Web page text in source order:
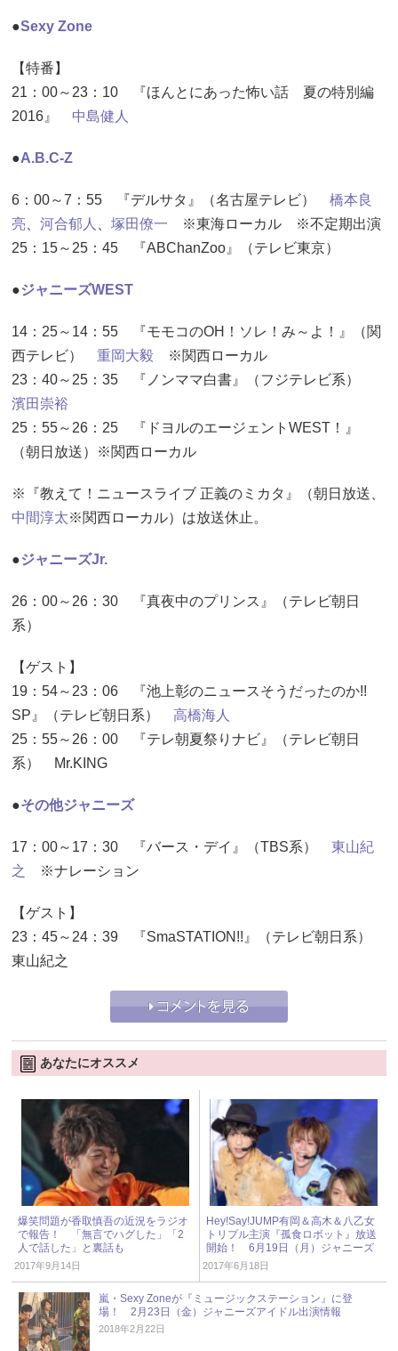
●Sexy Zone
【特番】
21：00～23：10 『ほんとにあった怖い話 夏の特別編
2016』 中島健人
●A.B.C-Z
6：00～7：55 『デルサタ』（名古屋テレビ） 橋本良
亮
河合郁人 塚田僚一 ※東海ローカル ※不定期出演
25：15～25：45 『ABChanZoo』（テレビ東京）
●ジャニーズWEST
14：25～14：55 『モモコのOH！ソレ！み～よ！』（関
西テレビ） 重岡大毅 ※関西ローカル
23：40～25：35 『ノンママ白書』（フジテレビ系）
濱田崇裕
25：55～26：25 『ドヨルのエージェントWEST！』
（朝日放送）※関西ローカル
※『教えて！ニュースライブ 正義のミカタ』（朝日放送、
中間淳太※関西ローカル）は放送休止。
●ジャニーズJr.
26：00～26：30 『真夜中のプリンス』（テレビ朝日
系）
【ゲスト】
19：54～23：06 『池上彰のニュースそうだったのか!!
SP』（テレビ朝日系） 高橋海人
25：55～26：00 『テレ朝夏祭りナビ』（テレビ朝日
系） Mr.KING
●その他ジャニーズ
17：00～17：30 『バース・デイ』（TBS系） 東山紀
之
※ナレーション
【ゲスト】
23：45～24：39 『SmaSTATION!!』（テレビ朝日系）
東山紀之
あなたにオススメ
爆笑問題が香取慎吾の近況をラジオ
で報告！ 「無言でハグした」「2
人で話した」と裏話も
2017年9月14日
Hey!Say!JUMP有岡＆高木＆八乙女
トリプル主演『孤食ロボット』放送
開始！ 6月19日（月）ジャニーズ
アイドル出演情報
2017年6月18日
嵐・Sexy Zoneが『ミュージックステーション』に登
場！ 2月23日（金）ジャニーズアイドル出演情報
2018年2月22日